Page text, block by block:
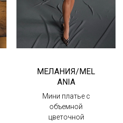
МЕЛАНИЯ/MEL
ANIA
Мини платье с
объемной
цветочной